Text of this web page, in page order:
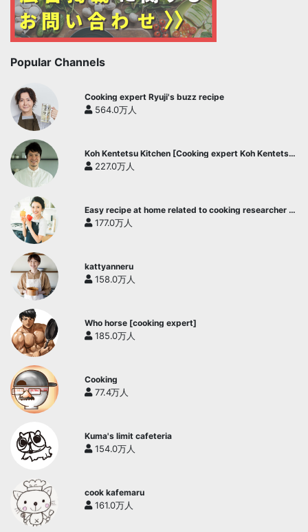
Popular Channels
Cooking expert Ryuji's buzz recipe
564.0万人
Koh Kentetsu Kitchen [Cooking expert Koh Kentetsu
official channel]
227.0万人
Easy recipe at home related to cooking researcher /
Yukari's Kitchen
177.0万人
kattyanneru
158.0万人
Who horse [cooking expert]
185.0万人
Cooking
77.4万人
Kuma's limit cafeteria
154.0万人
cook kafemaru
161.0万人